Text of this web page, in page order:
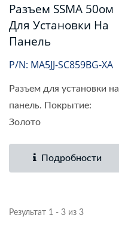
Разъем SSMA 50ом
Для Установки На
Панель
P/N: MA5JJ-SC859BG-XA
Разъем для установки на
панель. Покрытие:
Золото
Подробности
Результат 1 - 3 из 3